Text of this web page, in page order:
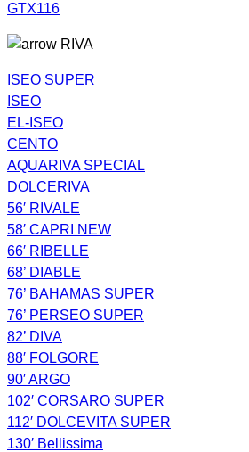
GTX116
RIVA
ISEO SUPER
ISEO
EL-ISEO
CENTO
AQUARIVA SPECIAL
DOLCERIVA
56′ RIVALE
58′ CAPRI NEW
66′ RIBELLE
68’ DIABLE
76’ BAHAMAS SUPER
76’ PERSEO SUPER
82’ DIVA
88′ FOLGORE
90′ ARGO
102′ CORSARO SUPER
112′ DOLCEVITA SUPER
130′ Bellissima